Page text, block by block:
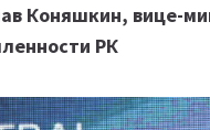
Коняшкин, вице-
РК